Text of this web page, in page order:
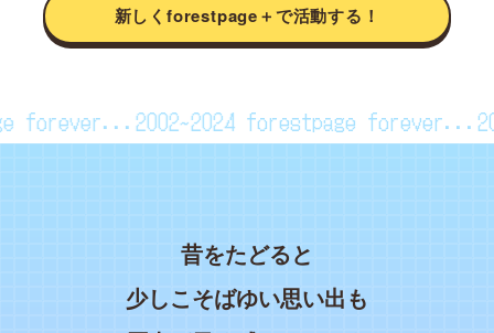
新しくforestpage＋で活動する！
forever...2002~2024 forestpage
昔をたどると
少しこそばゆい思い出も